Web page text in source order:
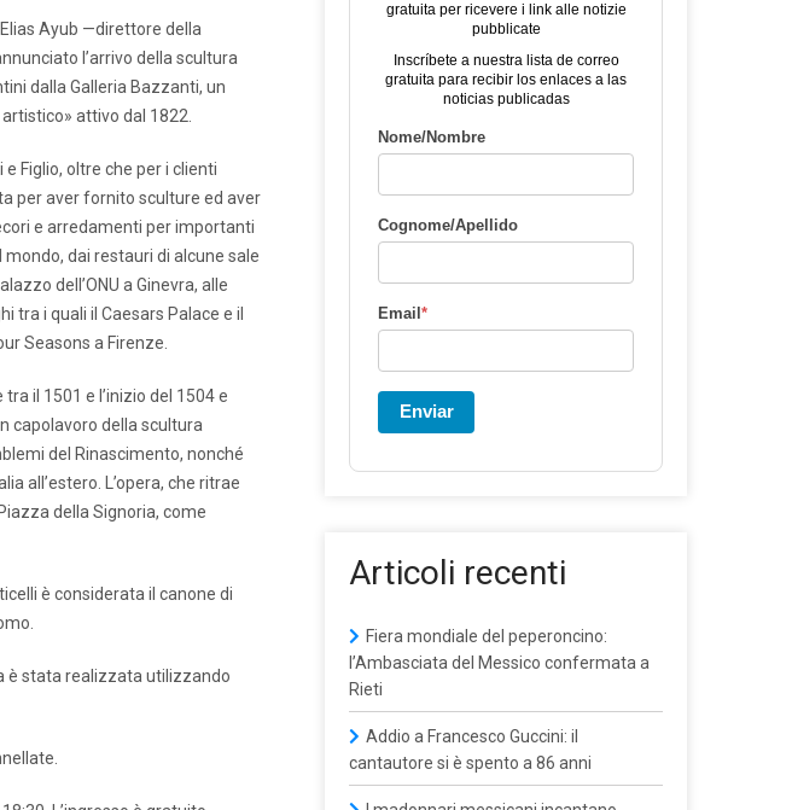
Ayub —direttore della
l’arrivo della scultura
dalla Galleria Bazzanti, un
attivo dal 1822.
e Figlio, oltre che per i clienti
per aver fornito sculture ed aver
e arredamenti per importanti
dai restauri di alcune sale
dell’ONU a Ginevra, alle
tra i quali il Caesars Palace e il
Seasons a Firenze.
tra il 1501 e l’inizio del 1504 e
capolavoro della scultura
del Rinascimento, nonché
all’estero. L’opera, che ritrae
della Signoria, come
è considerata il canone di
è stata realizzata utilizzando
gratuita per ricevere i link alle notizie
pubblicate
Inscríbete a nuestra lista de correo
gratuita para recibir los enlaces a las
noticias publicadas
Nome/Nombre
Cognome/Apellido
Email *
Enviar
Articoli recenti
Fiera mondiale del peperoncino:
l’Ambasciata del Messico confermata a
Rieti
Addio a Francesco Guccini: il
cantautore si è spento a 86 anni